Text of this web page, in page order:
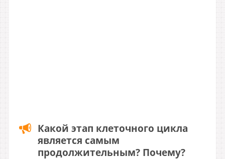
Какой этап клеточного цикла
является самым
продолжительным? Почему?